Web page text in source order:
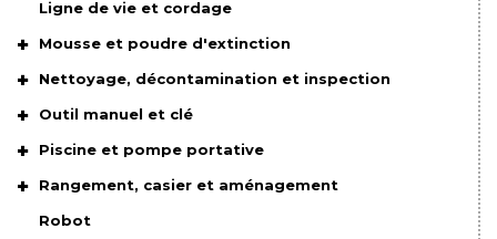
Ligne de vie et cordage
Mousse et poudre d'extinction
Nettoyage, décontamination et inspection
Outil manuel et clé
Piscine et pompe portative
Rangement, casier et aménagement
Robot